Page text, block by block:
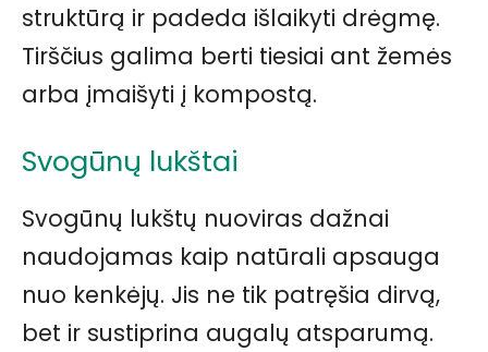
struktūrą ir padeda išlaikyti drėgmę.
Tirščius galima berti tiesiai ant žemės
arba įmaišyti į kompostą.
Svogūnų lukštai
Svogūnų lukštų nuoviras dažnai
naudojamas kaip natūrali apsauga
nuo kenkėjų. Jis ne tik patręšia dirvą,
bet ir sustiprina augalų atsparumą.